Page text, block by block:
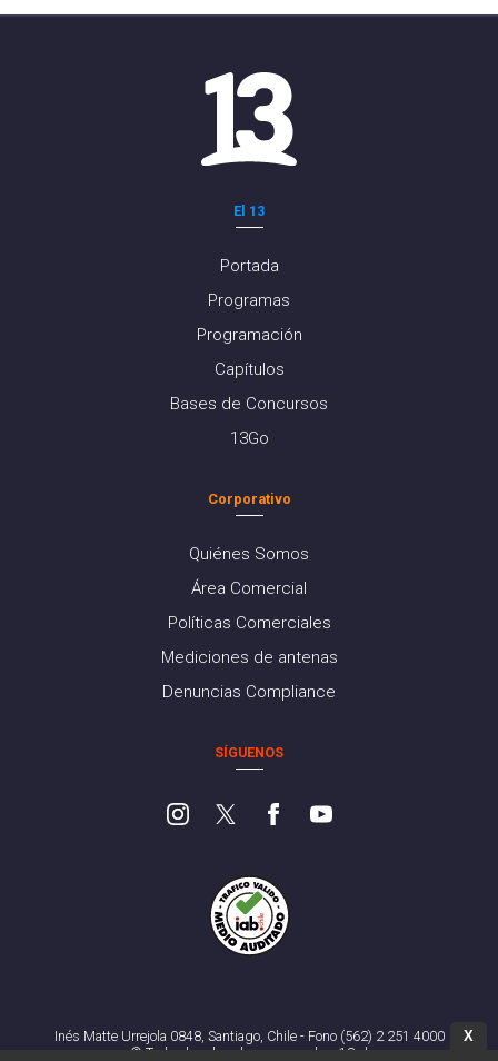
El 13
Portada
Programas
Programación
Capítulos
Bases de Concursos
13Go
Corporativo
Quiénes Somos
Área Comercial
Políticas Comerciales
Mediciones de antenas
Denuncias Compliance
SÍGUENOS
Inés Matte Urrejola 0848, Santiago, Chile - Fono (562) 2 251 4000
© Todos los derechos reservados. 13.cl
X